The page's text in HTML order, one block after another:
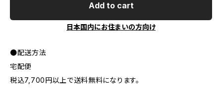
Add to cart
日本国内にお住まいの方向け
●配送方法
宅配便
税込7,700円以上で送料無料になります。